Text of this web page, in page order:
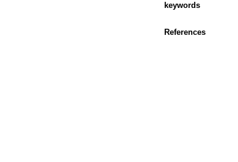
keywords
References